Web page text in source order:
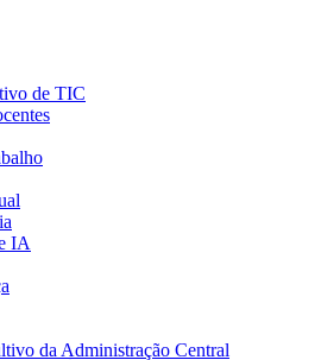
de TIC
IA
da Administração Central